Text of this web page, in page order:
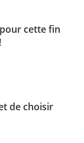
cette fin
de choisir